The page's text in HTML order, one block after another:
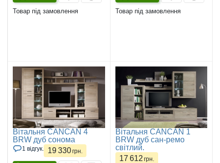
Товар під замовлення Товар під замовлення
Вітальня CANCAN 4
BRW дуб сонома
1 відгук. 19 330грн.
Вітальня CANCAN 1
BRW дуб сан-ремо
світлий.
17 612 грн.